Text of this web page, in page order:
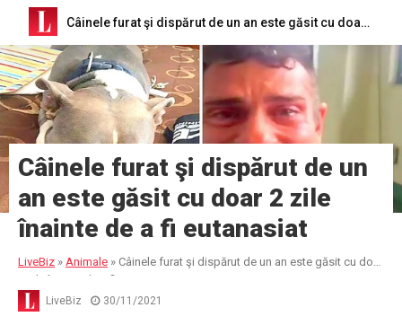
Câinele furat şi dispărut de un an este găsit cu doar 2 zile înainte de a fi eutanasiat
Câinele furat şi dispărut de un
an este găsit cu doar 2 zile
înainte de a fi eutanasiat
LiveBiz » Animale » Câinele furat şi dispărut de un an este găsit cu doar
2 zile înainte de a fi eutanasiat
LiveBiz 30/11/2021